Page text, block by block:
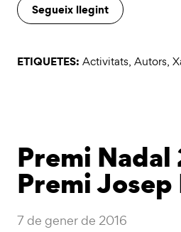
Segueix llegint
ETIQUETES: Activitats, Autors,
Premi Nadal
Premi Josep
7 de gener de 2016